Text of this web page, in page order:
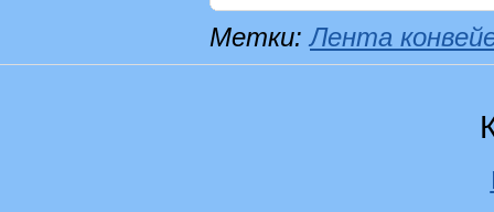
Метки:Лента